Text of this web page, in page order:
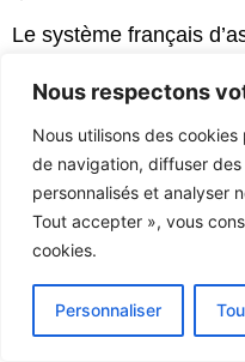
Nous respectons
Nous utilisons des
de navigation, diffuser
personnalisés et analyser
Tout accepter », vous
cookies.
Personnaliser
Le système français
régime CatNat, opérée
2021, a élargi les frais
particuliers, il est
couverture. Ils doivent
multirisques habitation
La prévention est la
informé des risques
garanties sont